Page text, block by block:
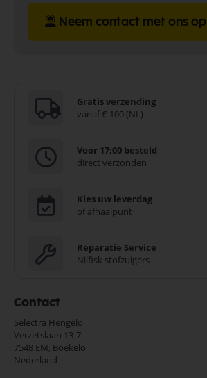
Neem contact met ons op
Gratis verzending
vanaf € 100 (NL)
Voor 17:00 besteld
direct verzonden
Kies uw leverdag
of afhaalpunt
Reparatie Service
Nilfisk stofzuigers
Contact
Selectra Hengelo
Verzetslaan 13-7
7548 EM, Boekelo
Nederland